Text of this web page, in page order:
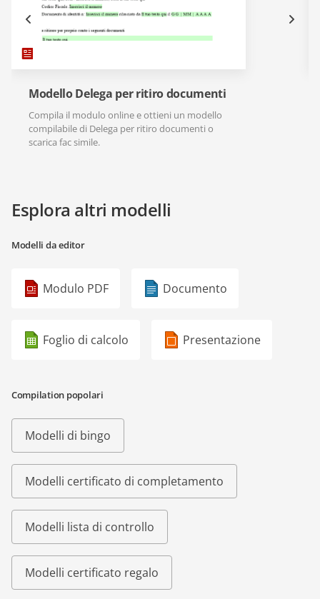
Modello Delega per ritiro documenti
Compila il modulo online e ottieni un modello
compilabile di Delega per ritiro documenti o
scarica fac simile.
Esplora altri modelli
Modelli da editor
Modulo PDF Documento
Foglio di calcolo Presentazione
Compilation popolari
Modelli di bingo
Modelli certificato di completamento
Modelli lista di controllo
Modelli certificato regalo